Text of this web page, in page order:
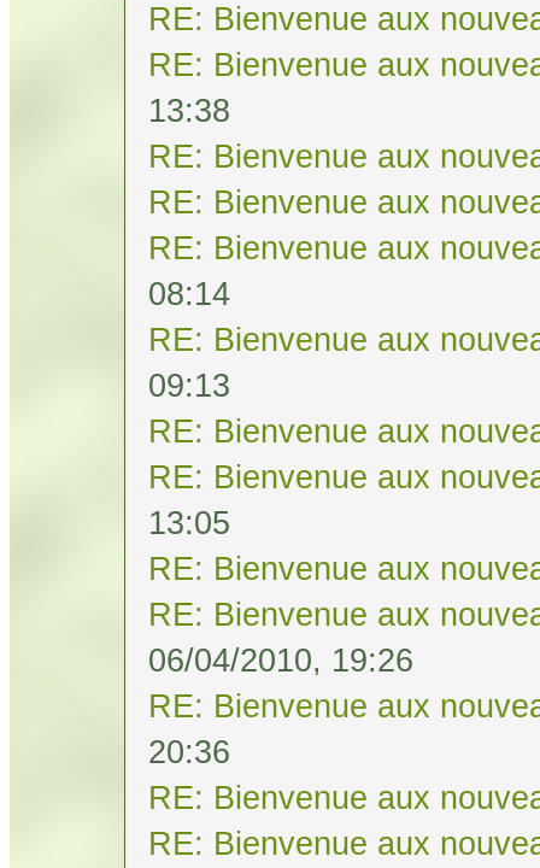
RE: Bienvenue aux
RE: Bienvenue aux
13:38
RE: Bienvenue aux
RE: Bienvenue aux
RE: Bienvenue aux
08:14
RE: Bienvenue aux
09:13
RE: Bienvenue aux
RE: Bienvenue aux
13:05
RE: Bienvenue aux
RE: Bienvenue aux
06/04/2010, 19:26
RE: Bienvenue aux
20:36
RE: Bienvenue aux
RE: Bienvenue aux